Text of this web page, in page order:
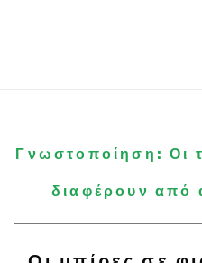
Γνωστοποίηση: Οι
διαφέρουν από